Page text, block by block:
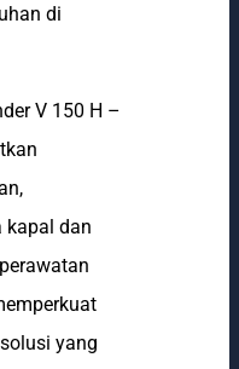
di
V 150 H –
kapal dan
yang